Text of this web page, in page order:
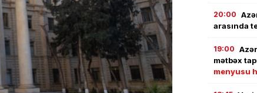
20:00
arasında
19:00
mətbəx
menyusu